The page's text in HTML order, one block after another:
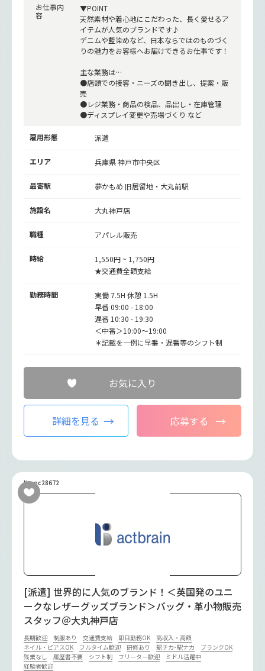
お仕事内
容
▼POINT
天然素材や着心地にこだわった、長く愛せるア
イテムが人気のブランドです♪
デニムや藍染めなど、日本ならではのものづく
りの魅力をお客様へお届けできるお仕事です！
主な業務は…
●店頭での接客・ニーズの聞き出し、提案・販
売
●レジ業務・商品の検品、品出し・在庫管理
●ディスプレイ変更や売場づくり など
雇用形態 派遣
エリア 兵庫県 神戸市中央区
最寄駅 夢かもめ 旧居留地・大丸前駅
施設名 大丸神戸店
職種 アパレル販売
時給
1,550円 ~ 1,750円
★交通費全額支給
勤務時間
実働 7.5H 休憩 1.5H
早番 09:00 - 18:00
遅番 10:30 - 19:30
＜中番＞10:00～19:00
＊記載を一例に早番・遅番等のシフト制
お気に入り
詳細を見る 応募する
No.oc28672
[派遣] 世界的に人気のブランド！＜英国発のユニ
ークなレザーグッズブランド＞バッグ・革小物販売
スタッフ＠大丸神戸店
長期歓迎 制服あり 交通費支給 即日勤務OK
高収入・高額
ネイル・ピアスOK
フルタイム歓迎 研修あり 駅チカ･駅ナカ
ブランクOK
残業なし
履歴書不要 シフト制 フリーター歓迎
ミドル活躍中
経験者歓迎